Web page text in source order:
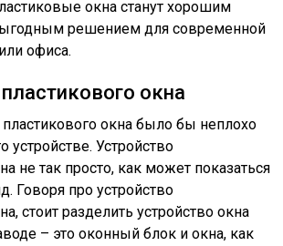
окна станут хорошим
решением для современной
офиса.
окна
окна было бы неплохо
устройстве. Устройство
не так просто, как может показаться
Говоря про устройство
стоит разделить устройство окна
– это оконный блок и окна, как